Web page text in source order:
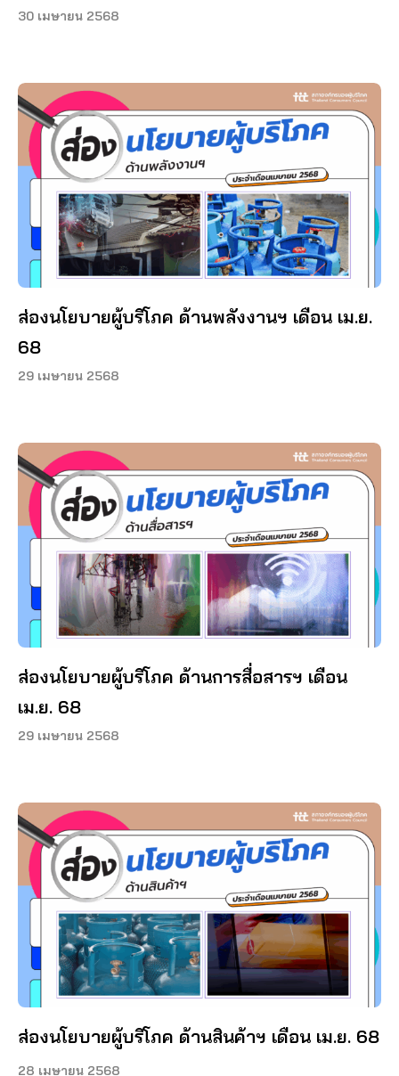
30 เมษายน 2568
ส่องนโยบายผู้บริโภค ด้านพลังงานฯ เดือน เม.ย.
68
29 เมษายน 2568
ส่องนโยบายผู้บริโภค ด้านการสื่อสารฯ เดือน
เม.ย. 68
29 เมษายน 2568
ส่องนโยบายผู้บริโภค ด้านสินค้าฯ เดือน เม.ย. 68
28 เมษายน 2568